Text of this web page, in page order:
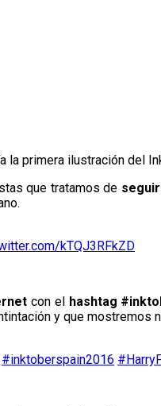
la primera ilustración del
que tratamos de
kTQJ3RFkZD
con el hashtag
y que mostremos
#inktoberspain2016